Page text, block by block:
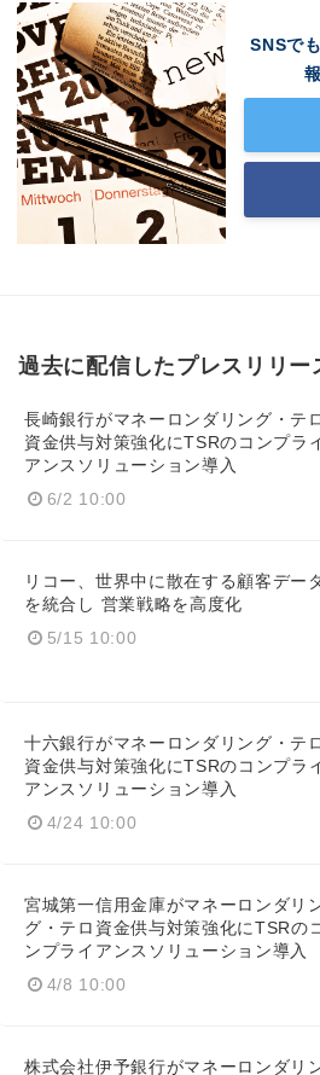
SNSで
過去に配信したプレスリリー
長崎銀行がマネーロンダリング・テ
資金供与対策強化にTSRのコンプラ
アンスソリューション導入
6/2 10:00
リコー、世界中に散在する顧客デー
を統合し 営業戦略を高度化
5/15 10:00
十六銀行がマネーロンダリング・テ
資金供与対策強化にTSRのコンプラ
アンスソリューション導入
4/24 10:00
宮城第一信用金庫がマネーロンダリ
グ・テロ資金供与対策強化にTSRの
ンプライアンスソリューション導入
4/8 10:00
株式会社伊予銀行がマネーロンダリ